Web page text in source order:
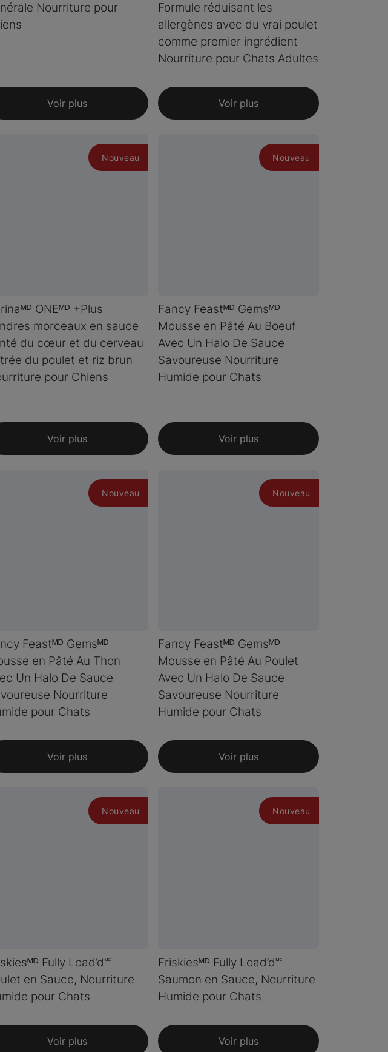
Nourriture pour
Voir plus
Formule réduisant les
allergènes avec du vrai poulet
comme premier ingrédient
Nourriture pour Chats Adultes
Voir plus
Nouveau
ONEᴹᴰ +Plus
morceaux en sauce
du cœur et du cerveau
du poulet et riz brun
pour Chiens
Voir plus
Nouveau
Fancy Feastᴹᴰ Gemsᴹᴰ
Mousse en Pâté Au Boeuf
Avec Un Halo De Sauce
Savoureuse Nourriture
Humide pour Chats
Voir plus
Nouveau
Feastᴹᴰ Gemsᴹᴰ
en Pâté Au Thon
Un Halo De Sauce
Nourriture
pour Chats
Voir plus
Nouveau
Fancy Feastᴹᴰ Gemsᴹᴰ
Mousse en Pâté Au Poulet
Avec Un Halo De Sauce
Savoureuse Nourriture
Humide pour Chats
Voir plus
Nouveau
Fully Load’d🅪
en Sauce, Nourriture
pour Chats
Voir plus
Nouveau
Friskiesᴹᴰ Fully Load’d🅪
Saumon en Sauce, Nourriture
Humide pour Chats
Voir plus